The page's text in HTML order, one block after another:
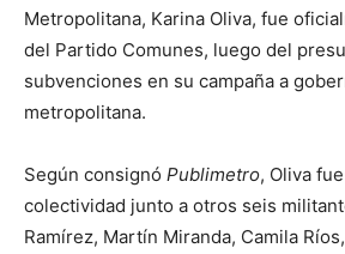
Metropolitana, Karina Oliva, fue
del Partido Comunes, luego del
subvenciones en su campaña a
metropolitana.
Según consignó Publimetro, Oliva
colectividad junto a otros seis
Ramírez, Martín Miranda, Camila